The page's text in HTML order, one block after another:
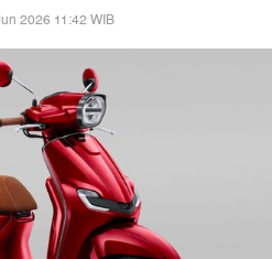
2026 11:42 WIB